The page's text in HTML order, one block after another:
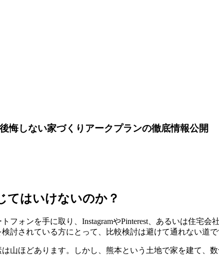
悔しない家づくりアークプランの徹底情報公開
てはいけないのか？
ォンを手に取り、InstagramやPinterest、あるいは住宅
討されている方にとって、比較検討は避けて通れない道で
ほどあります。しかし、熊本という土地で家を建て、